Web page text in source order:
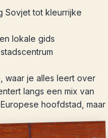
Sovjet tot kleurrijke
lokale gids
waar je alles leert over
langs een mix van
hoofdstad, maar